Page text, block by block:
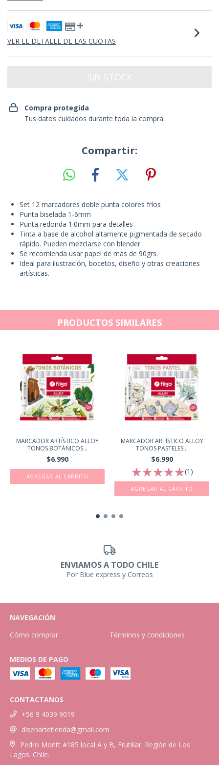
VER EL DETALLE DE LAS CUOTAS
Compra protegida
Tus datos cuidados durante toda la compra.
Compartir:
Set 12 marcadores doble punta colores fríos
Punta biselada 1-6mm
Punta redonda 1.0mm para detalles
Tinta a base de alcohol altamente pigmentada de secado
rápido. Pueden mezclarse con blender.
Se recomienda usar papel de más de 90grs.
Ideal para ilustración, bocetos, diseño y otras creaciones
artísticas.
PRODUCTOS SIMILARES
MARCADOR ARTÍSTICO ALLOY
TONOS BOTÁNICOS...
$6.990
MARCADOR ARTÍSTICO ALLOY
TONOS PASTELES...
$6.990
(1)
ENVIAMOS A TODO CHILE
Por Blue express y Correos
NAVEGACIÓN
Cómo comprar
Términos y condiciones
MEDIOS DE PAGO
CONTACTANOS
+56 9 4039 9019
disenartetienda@gmail.com
Pedro Montt #185 local A y B, Frutillar. Región de Los
Lagos. Chile.